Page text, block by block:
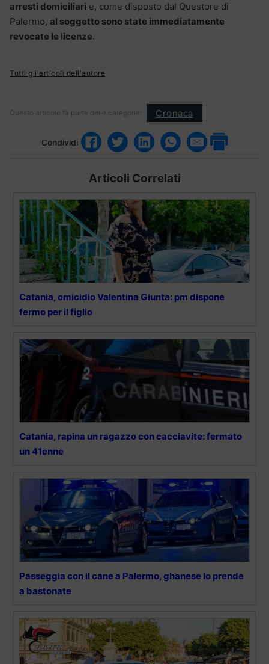
arresti domiciliari e, come disposto dal Questore di
Palermo, al soggetto sono state immediatamente
revocate le licenze.
Tutti gli articoli dell'autore
Questo articolo fa parte delle categorie: Cronaca
Condividi
Articoli Correlati
Catania, omicidio Valentina Giunta: pm dispone
fermo per il figlio
Catania, rapina un ragazzo con cacciavite: fermato
un 41enne
Passeggia con il cane a Palermo, ghanese lo prende
a bastonate